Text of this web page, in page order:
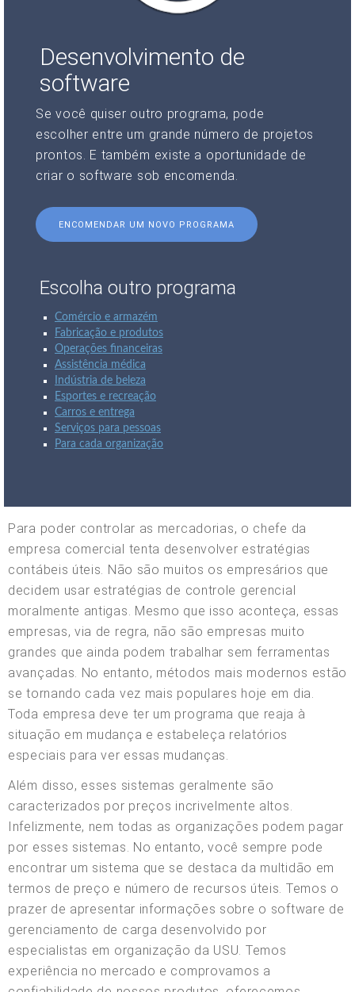
Desenvolvimento de
software
Se você quiser outro programa, pode
escolher entre um grande número de projetos
prontos. E também existe a oportunidade de
criar o software sob encomenda.
ENCOMENDAR UM NOVO PROGRAMA
Escolha outro programa
Comércio e armazém
Fabricação e produtos
Operações financeiras
Assistência médica
Indústria de beleza
Esportes e recreação
Carros e entrega
Serviços para pessoas
Para cada organização
Para poder controlar as mercadorias, o chefe da
empresa comercial tenta desenvolver estratégias
contábeis úteis. Não são muitos os empresários que
decidem usar estratégias de controle gerencial
moralmente antigas. Mesmo que isso aconteça, essas
empresas, via de regra, não são empresas muito
grandes que ainda podem trabalhar sem ferramentas
avançadas. No entanto, métodos mais modernos estão
se tornando cada vez mais populares hoje em dia.
Toda empresa deve ter um programa que reaja à
situação em mudança e estabeleça relatórios
especiais para ver essas mudanças.
Além disso, esses sistemas geralmente são
caracterizados por preços incrivelmente altos.
Infelizmente, nem todas as organizações podem pagar
por esses sistemas. No entanto, você sempre pode
encontrar um sistema que se destaca da multidão em
termos de preço e número de recursos úteis. Temos o
prazer de apresentar informações sobre o software de
gerenciamento de carga desenvolvido por
especialistas em organização da USU. Temos
experiência no mercado e comprovamos a